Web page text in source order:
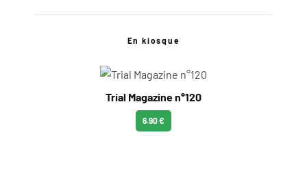
En kiosque
Trial Magazine n°120
6.90 €